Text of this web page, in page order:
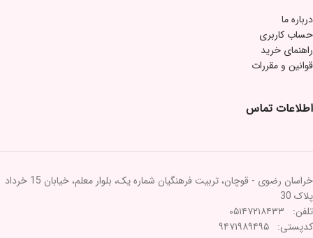
درباره ما
حساب کاربری
راهنمای خرید
قوانین و مقررات
اطلاعات تماس
خراسان رضوی - قوچان، تربیت فرهنگیان شماره یک، بلوار معلم، خیابان 15 خرداد
پلاک 30
تلفن: ۰۵۱۴۷۲۱۸۴۳۳
کدپستی: ۹۴۷۱۹۸۹۴۹۵